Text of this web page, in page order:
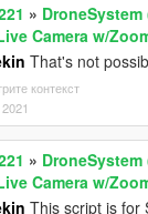
»
Camera w/
That's not
контекст
»
Camera w/
This script is for